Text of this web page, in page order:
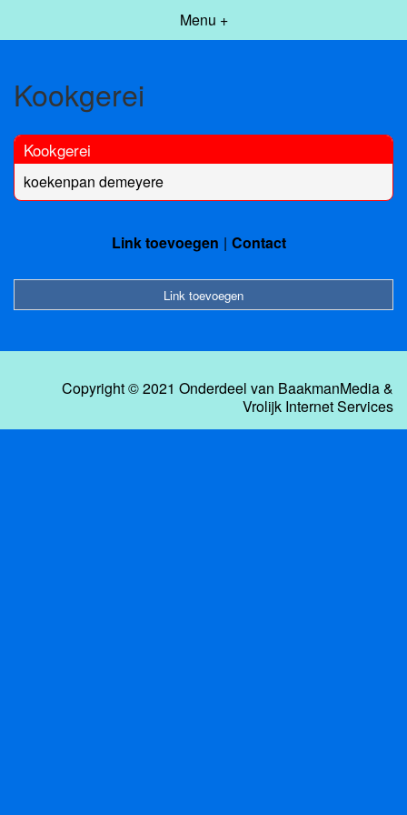
Menu +
Kookgerei
Kookgerei
koekenpan demeyere
Link toevoegen Contact
Link toevoegen
Copyright © 2021 Onderdeel van BaakmanMedia&
Vrolijk Internet Services